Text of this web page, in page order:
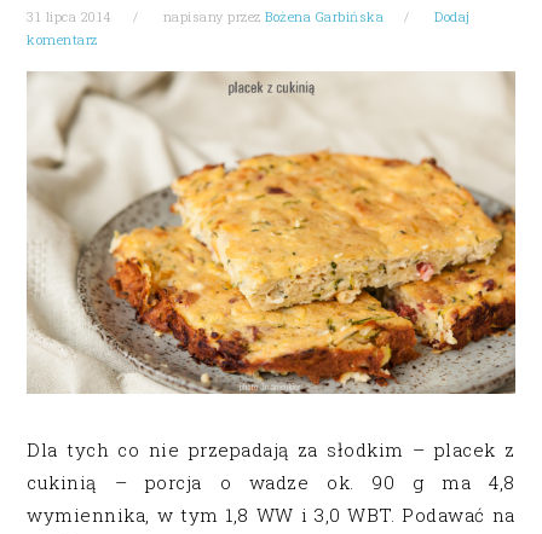
31 lipca 2014 napisany przezBożena Garbińska
Dodaj
komentarz
Dla tych co nie przepadają za słodkim – placek z
cukinią – porcja o wadze ok. 90 g ma 4,8
wymiennika, w tym 1,8 WW i 3,0 WBT. Podawać na